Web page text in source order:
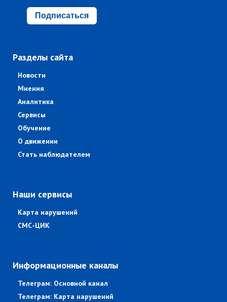
Подписаться
Разделы сайта
Новости
Мнения
Аналитика
Сервисы
Обучение
О движении
Стать наблюдателем
Наши сервисы
Карта нарушений
СМС-ЦИК
Информационные каналы
Телеграм: Основной канал
Телеграм: Карта нарушений